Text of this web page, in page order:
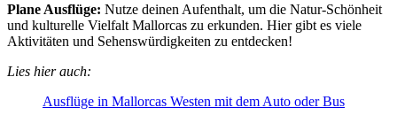
Plane Ausflüge: Nutze deinen Aufenthalt, um die Natur-Schönheit
und kulturelle Vielfalt Mallorcas zu erkunden. Hier gibt es viele
Aktivitäten und Sehenswürdigkeiten zu entdecken!
Lies hier auch:
Ausflüge in Mallorcas Westen mit dem Auto oder Bus